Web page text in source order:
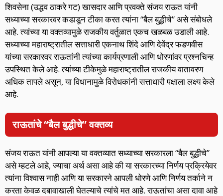
शिवसेना (उद्धव ठाकरे गट) खासदार आणि प्रवक्ते संजय राऊत यांनी
सध्याच्या सरकारवर कडाडून टीका करत त्यांना “बैल बुद्धीचे” असे संबोधले
आहे. त्यांच्या या वक्तव्यामुळे राजकीय वर्तुळात एकच खळबळ उडाली आहे.
सध्याच्या महाराष्ट्रातील सत्ताधारी एकनाथ शिंदे आणि देवेंद्र फडणवीस
यांच्या सरकारवर राऊतांनी त्यांच्या कार्यप्रणाली आणि धोरणांवर प्रश्नचिन्ह
उपस्थित केले आहे. त्यांच्या टीकेमुळे महाराष्ट्रातील राजकीय वातावरण
अधिक तापले असून, या विधानामुळे विरोधकांनी सत्ताधारी पक्षाला लक्ष्य केले
आहे.
राऊतांचे “बैल बुद्धीचे” वक्तव्य
संजय राऊत यांनी आपल्या या वक्तव्यात सध्याच्या सरकारला “बैल बुद्धीचे”
असे म्हटले आहे, ज्याचा अर्थ असा आहे की या सरकारच्या निर्णय प्रक्रियेवर
त्यांना विश्वास नाही आणि या सरकारने आपली धोरणे आणि निर्णय तर्काने न
करता केवळ दबावाखाली घेतल्याचे त्यांचे मत आहे. राऊतांचा असा दावा आहे